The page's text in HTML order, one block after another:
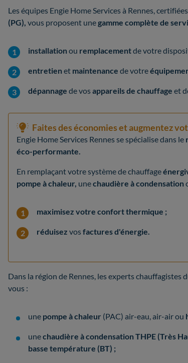
Les équipes Engie Home Services à Rennes, certifiées
(PG), vous proposent unegamme complète de
installationou remplacementde votre
entretienet maintenance de votre
dépannage de vosappareils de chauffage et
Faites des économies et augmentez
Engie Home Services Rennes se spécialise dans le
éco-performante.
En remplaçant votre système de chauffage
pompe à chaleur, unechaudière à condensation
maximisez votre confort thermique ;
réduisez vosfactures d'énergie.
Dans la région de Rennes, les experts
vous :
une pompe à chaleur (PAC) air-eau, air-air ou
unechaudière à condensation THPE (Très
basse température (BT) ;